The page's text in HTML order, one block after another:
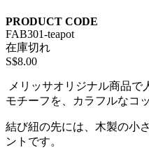
PRODUCT CODE
FAB301-teapot
在庫切れ
S$8.00
メリッサオリジナル商品
モチーフを、カラフルなコ
結び紐の先には、木製の小
ントです。